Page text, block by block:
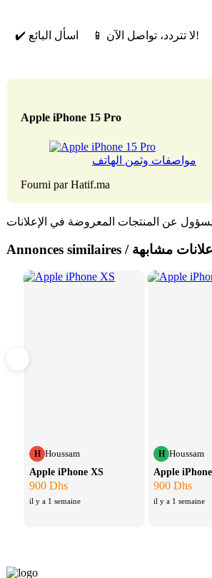
✔️ اسأل البائع 📱 لا تتردد، تواصل الآن!
Apple iPhone 15 Pro
مواصفات وثمن الهاتف
Fourni par Hatif.ma
Annonces similaires / إعلانات مشابهة
H Houssam
Apple iPhone XS
900 Dhs
il y a 1 semaine
H Houssam
Apple
900 Dhs
il y a 1 semaine